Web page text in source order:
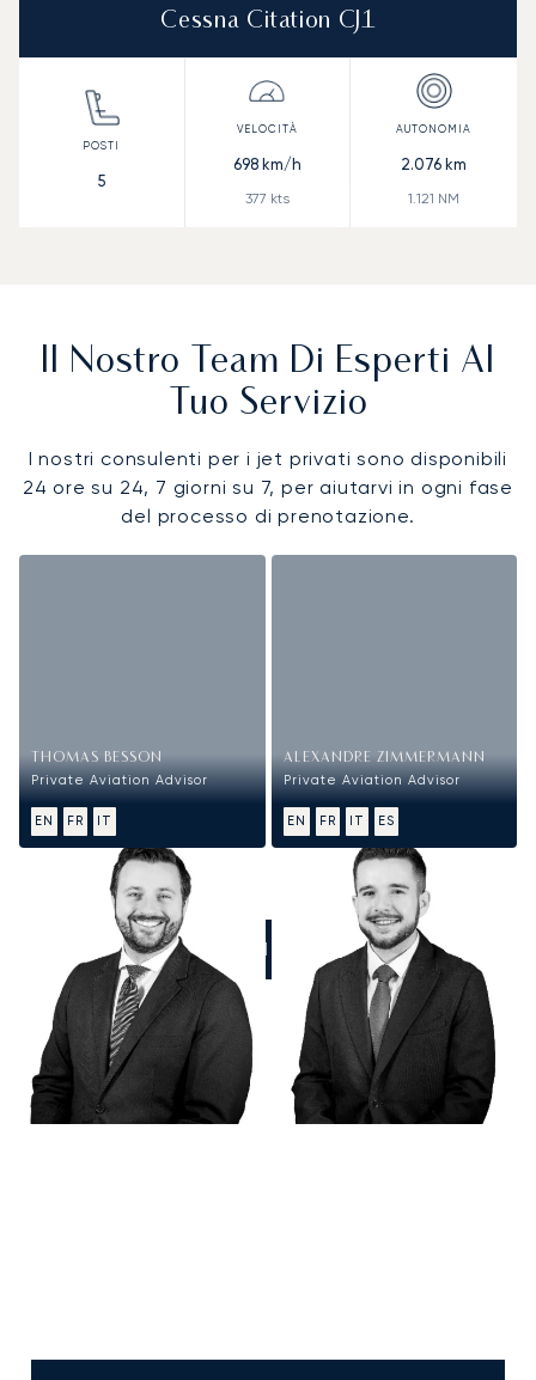
Cessna Citation CJ1
5
698km/h
377 kts
2.076 km
1.121 NM
Il Nostro Team Di Esperti Al
Tuo Servizio
I nostri consulenti per i jet privati sono disponibili
24 ore su 24, 7 giorni su 7, per aiutarvi in ogni fase
del processo di prenotazione.
THOMAS BESSON
Private Aviation Advisor
EN FR IT
ALEXANDRE ZIMMERMANN
Private Aviation Advisor
EN FR IT ES
CHIAMATECI